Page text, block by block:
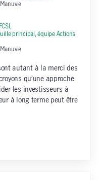
principal, équipe Actions
autant à la merci des
qu’une approche
les investisseurs à
à long terme peut être